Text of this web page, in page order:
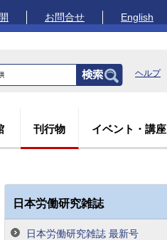
お問合せ English
ヘルプ
刊行物 イベント・講座
日本労働研究雑誌
日本労働研究雑誌 最新号